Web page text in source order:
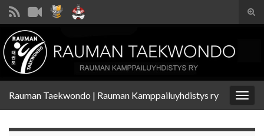
Rauman Taekwondo | Rauman Kamppailuyhdistys ry